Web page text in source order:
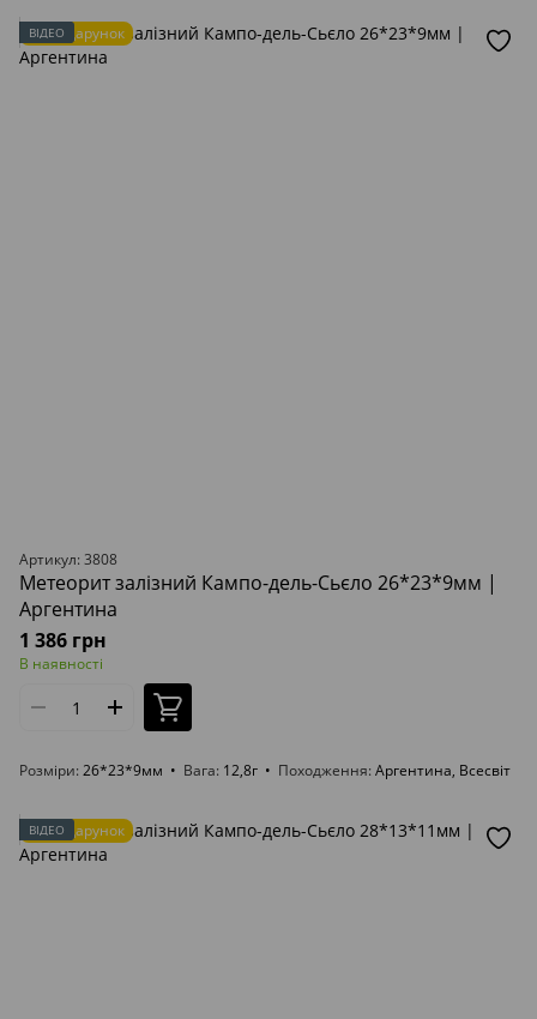
Подарунок
ВІДЕО
Артикул: 3808
Метеорит залізний Кампо-дель-Сьєло 26*23*9мм |
Аргентина
1 386 грн
В наявності
Розміри 26*23*9мм Вага 12,8г Походження Аргентина, Всесвіт
Подарунок
ВІДЕО